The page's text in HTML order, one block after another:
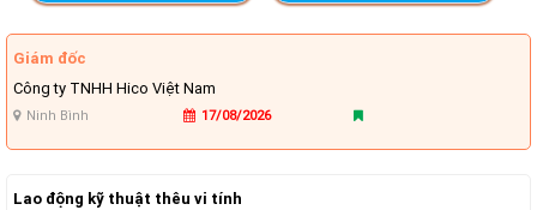
Giám đốc
Công ty TNHH Hico Việt Nam
Ninh Bình 17/08/2026
Lao động kỹ thuật thêu vi tính